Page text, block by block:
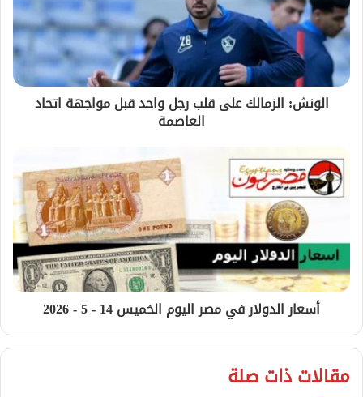
الونش: الزمالك على قلب رجل واحد قبل مواجهة اتحاد
العاصمة
أسعار الدولار في مصر اليوم الخميس 14 - 5 - 2026
مقالات ذات صلة